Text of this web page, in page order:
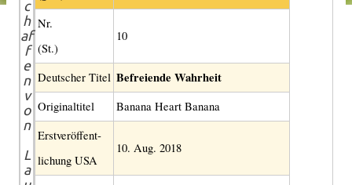
c
h
af
f
e
n
v
o
n
L
a
Nr.
(St.)
10
Deutscher Titel Befreiende Wahrheit
Original­titel
Banana Heart Banana
Erst­veröffent­
lichung USA
10. Aug. 2018